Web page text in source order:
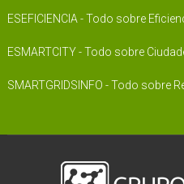
ESEFICIENCIA - Todo sobre
ESMARTCITY - Todo sobre
SMARTGRIDSINFO - Todo sobre